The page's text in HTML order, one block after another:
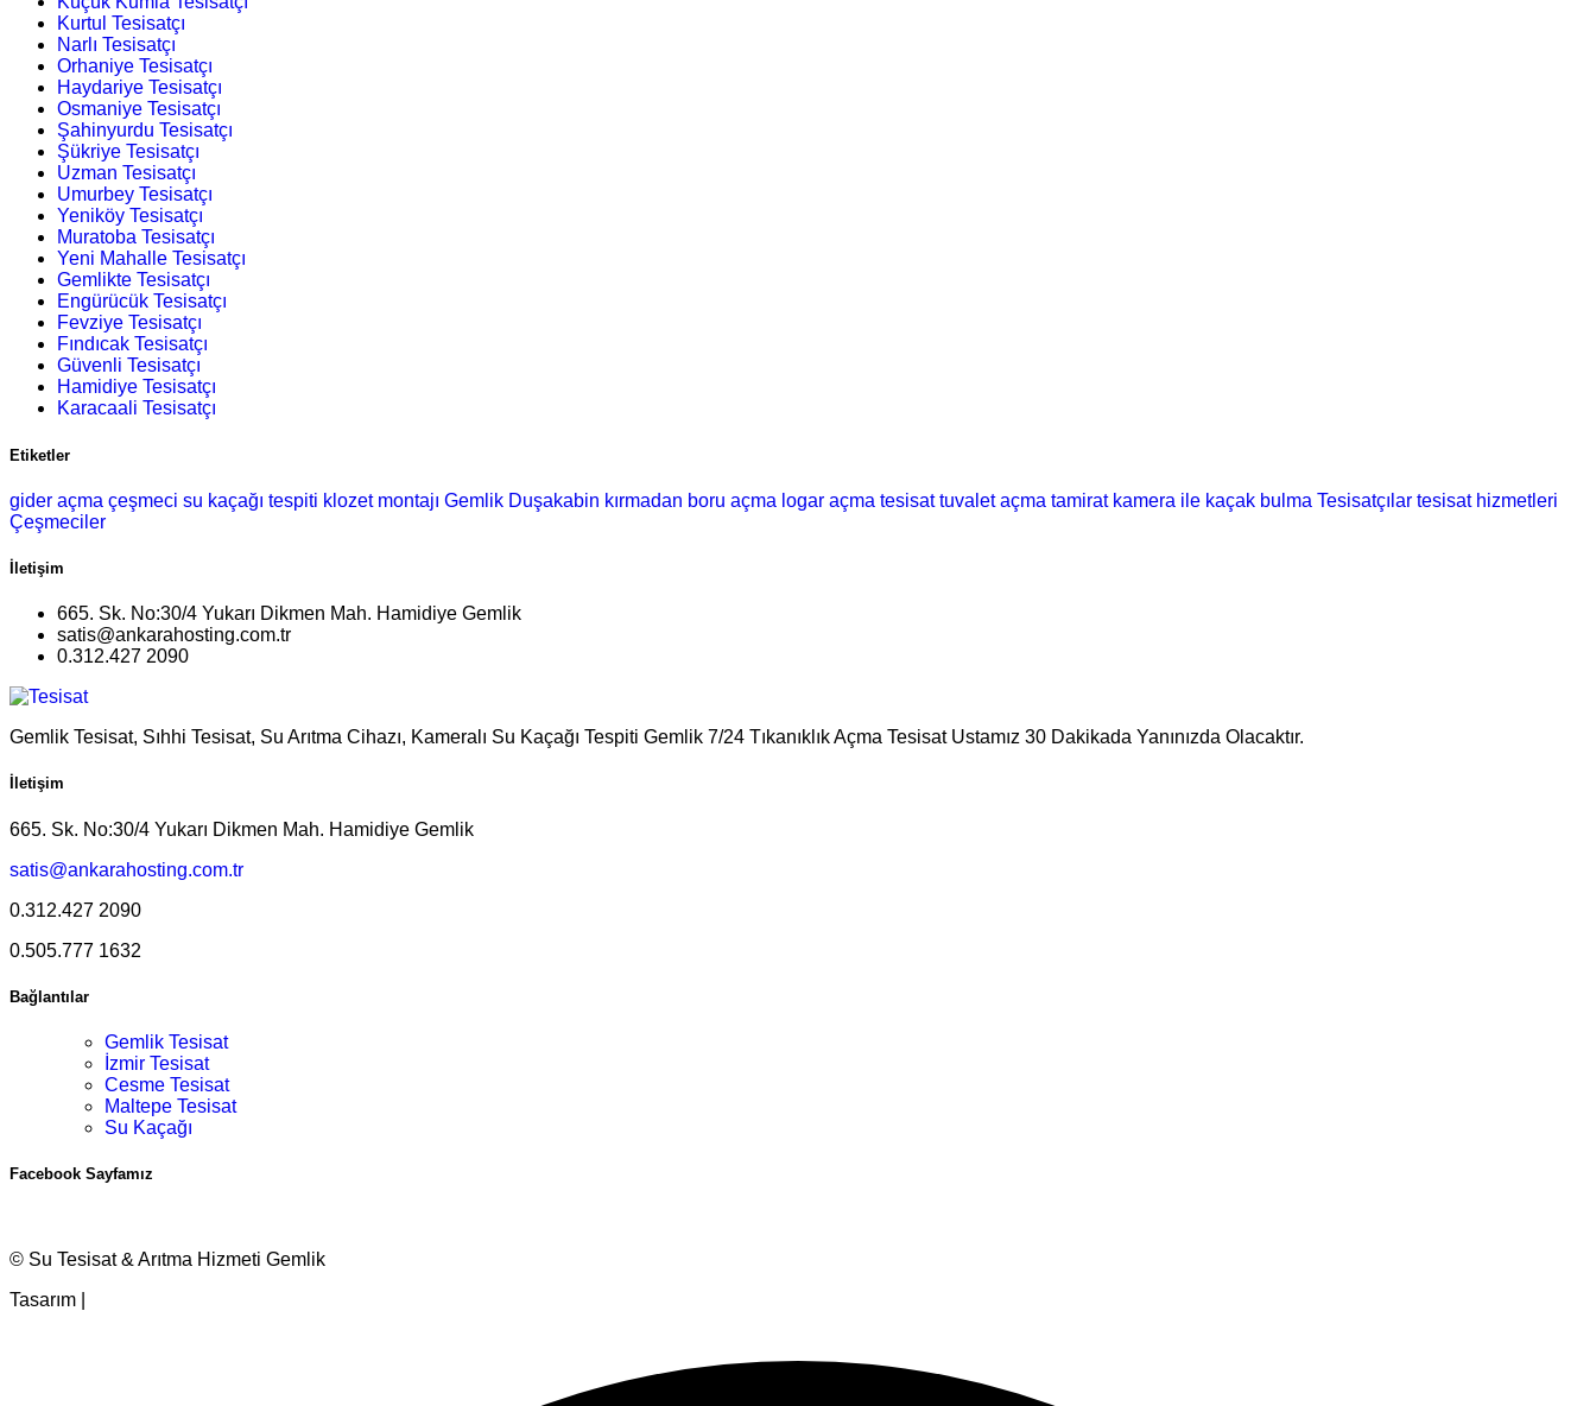
Kurtul Tesisatçı
Narlı Tesisatçı
Orhaniye Tesisatçı
Haydariye Tesisatçı
Osmaniye Tesisatçı
Şahinyurdu Tesisatçı
Şükriye Tesisatçı
Uzman Tesisatçı
Umurbey Tesisatçı
Yeniköy Tesisatçı
Muratoba Tesisatçı
Yeni Mahalle Tesisatçı
Gemlikte Tesisatçı
Engürücük Tesisatçı
Fevziye Tesisatçı
Fındıcak Tesisatçı
Güvenli Tesisatçı
Hamidiye Tesisatçı
Karacaali Tesisatçı
Etiketler
gider açma çeşmeci su kaçağı tespiti klozet montajı Gemlik Duşakabin kırmadan boru açma logar açma tesisat tuvalet açma tamirat kamera ile kaçak bulma Tesisatçılar tesisat hizmetleri
Çeşmeciler
İletişim
665. Sk. No:30/4 Yukarı Dikmen Mah. Hamidiye Gemlik
satis@ankarahosting.com.tr
0.312.427 2090
Gemlik Tesisat, Sıhhi Tesisat, Su Arıtma Cihazı, Kameralı Su Kaçağı Tespiti Gemlik 7/24 Tıkanıklık Açma Tesisat Ustamız 30 Dakikada Yanınızda Olacaktır.
İletişim
665. Sk. No:30/4 Yukarı Dikmen Mah. Hamidiye Gemlik
satis@ankarahosting.com.tr
0.312.427 2090
0.505.777 1632
Bağlantılar
Gemlik Tesisat
İzmir Tesisat
Cesme Tesisat
Maltepe Tesisat
Su Kaçağı
Facebook Sayfamız
© Su Tesisat & Arıtma Hizmeti Gemlik
Tasarım |